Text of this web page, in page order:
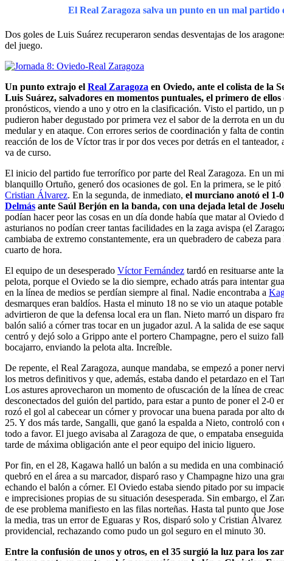
El Real Zaragoza salva un punto en un mal partido
Dos goles de Luis Suárez recuperaron sendas desventajas de los
del juego.
Un punto extrajo el Real Zaragoza en Oviedo, ante el colista de la
Luis Suárez, salvadores en momentos puntuales, el primero de ellos
pronósticos, viendo a uno y otro en la clasificación. Visto el partido, un
pudieron haber degustado por primera vez el sabor de la derrota en un
medular y en ataque. Con errores serios de coordinación y falta de
reacción de los de Víctor tras ir por dos veces por detrás en el
va de curso.
El inicio del partido fue terrorífico por parte del Real Zaragoza. En un
blanquillo Ortuño, generó dos ocasiones de gol. En la primera, se le
Cristian Álvarez. En la segunda, de inmediato, el murciano anotó el 1-
Delmás ante Saúl Berjón en la banda, con una dejada letal de
podían hacer peor las cosas en un día donde había que matar al Oviedo
asturianos no podían creer tantas facilidades en la zaga avispa (el
cambiaba de extremo constantemente, era un quebradero de cabeza
cuarto de hora.
El equipo de un desesperado Víctor Fernández tardó en resituarse ante
pelota, porque el Oviedo se la dio siempre, echado atrás para intentar
en la línea de medios se perdían siempre al final. Nadie encontraba a
desmarques eran baldíos. Hasta el minuto 18 no se vio un ataque
advirtieron de que la defensa local era un flan. Nieto marró un disparo
balón salió a córner tras tocar en un jugador azul. A la salida de ese
centró y dejó solo a Grippo ante el portero Champagne, pero el suizo
bocajarro, enviando la pelota alta. Increíble.
De repente, el Real Zaragoza, aunque mandaba, se empezó a poner
los metros definitivos y que, además, estaba dando el petardazo en el
Los astures aprovecharon un momento de ofuscación de la línea de
desconectados del guión del partido, para estar a punto de poner el 2-0
rozó el gol al cabecear un córner y provocar una buena parada por alto
25. Y dos más tarde, Sangalli, que ganó la espalda a Nieto, controló
todo a favor. El juego avisaba al Zaragoza de que, o empataba
tarde de máxima obligación ante el peor equipo del inicio liguero.
Por fin, en el 28, Kagawa halló un balón a su medida en una
quebró en el área a su marcador, disparó raso y Champagne hizo una
echando el balón a córner. El Oviedo estaba siendo pitado por su
e imprecisiones propias de su situación desesperada. Sin embargo, el
de ese problema manifiesto en las filas norteñas. Hasta tal punto que
la media, tras un error de Eguaras y Ros, disparó solo y Cristian
providencial, rechazando como pudo un gol seguro en el minuto 30.
Entre la confusión de unos y otros, en el 35 surgió la luz para los